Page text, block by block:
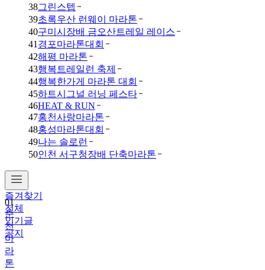
38그린스텝
39초록우산 런웨이 마라톤
40구미시장배 금오산트레일 레이스
41 경포마라톤대회
42해평 마라톤
43행복트레일런 축제
44행복한가게 마라톤 대회
45하트시그널 러닝 페스타
46HEAT & RUN
47홍천사랑마라톤
48홍성마라톤대회
49나는 솔로런
50인천 서구청장배 단축마라톤
즐겨찾기
전체
인기글
공지
01
춘
천
마
라
톤
02